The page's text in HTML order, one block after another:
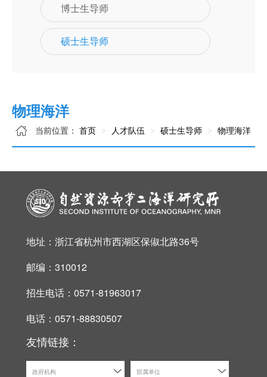
博士生导师
硕士生导师
物理海洋
当前位置： 首页 人才队伍 硕士生导师 物理海洋
地址：浙江省杭州市西湖区保俶北路36号
邮编：310012
招生电话：0571-81963017
电话：0571-88830507
友情链接：
政府机构 部属单位